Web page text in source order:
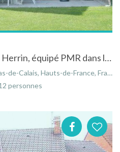
Gîte rural "la Charolaise"à Herrin, équipé PMR dans le Nord proche de Lille
Calais, Hauts-de-France, France
personnes